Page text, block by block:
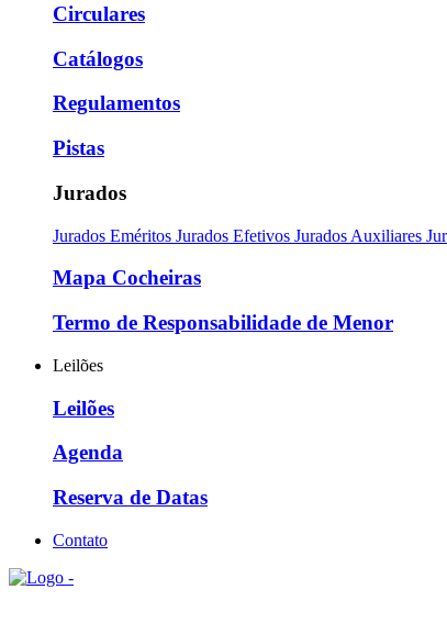
Circulares
Catálogos
Regulamentos
Pistas
Jurados
Jurados Eméritos Jurados Efetivos Jurados Auxiliares
Mapa Cocheiras
Termo de Responsabilidade de Menor
Leilões
Leilões
Agenda
Reserva de Datas
Contato